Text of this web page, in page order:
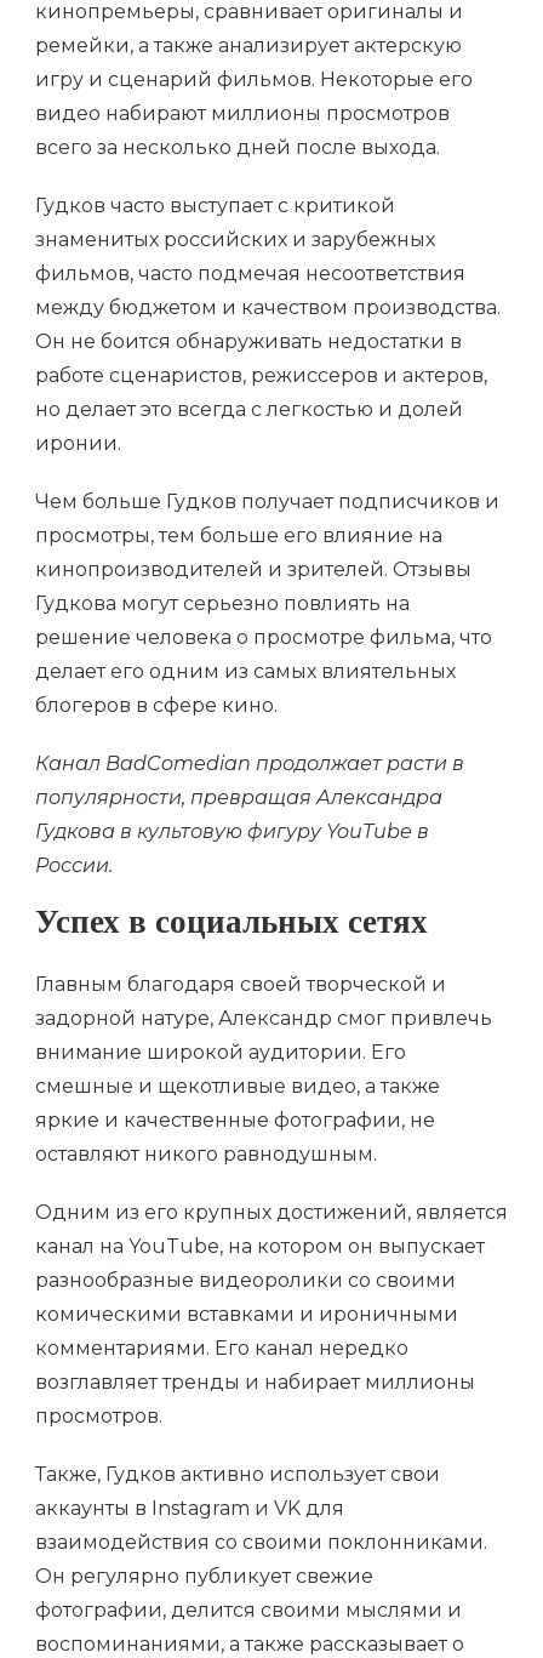
кинопремьеры, сравнивает оригиналы и
ремейки, а также анализирует актерскую
игру и сценарий фильмов. Некоторые его
видео набирают миллионы просмотров
всего за несколько дней после выхода.
Гудков часто выступает с критикой
знаменитых российских и зарубежных
фильмов, часто подмечая несоответствия
между бюджетом и качеством производства.
Он не боится обнаруживать недостатки в
работе сценаристов, режиссеров и актеров,
но делает это всегда с легкостью и долей
иронии.
Чем больше Гудков получает подписчиков и
просмотры, тем больше его влияние на
кинопроизводителей и зрителей. Отзывы
Гудкова могут серьезно повлиять на
решение человека о просмотре фильма, что
делает его одним из самых влиятельных
блогеров в сфере кино.
Канал BadComedian продолжает расти в
популярности, превращая Александра
Гудкова в культовую фигуру YouTube в
России.
Успех в социальных сетях
Главным благодаря своей творческой и
задорной натуре, Александр смог привлечь
внимание широкой аудитории. Его
смешные и щекотливые видео, а также
яркие и качественные фотографии, не
оставляют никого равнодушным.
Одним из его крупных достижений, является
канал на YouTube, на котором он выпускает
разнообразные видеоролики со своими
комическими вставками и ироничными
комментариями. Его канал нередко
возглавляет тренды и набирает миллионы
просмотров.
Также, Гудков активно использует свои
аккаунты в Instagram и VK для
взаимодействия со своими поклонниками.
Он регулярно публикует свежие
фотографии, делится своими мыслями и
воспоминаниями, а также рассказывает о